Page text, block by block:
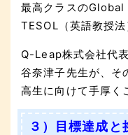
最高クラスのGlobal
TESOL（英語教授
Q-Leap株式会社代
谷奈津子先生が、そ
高生に向けて手厚く
３）目標達成と